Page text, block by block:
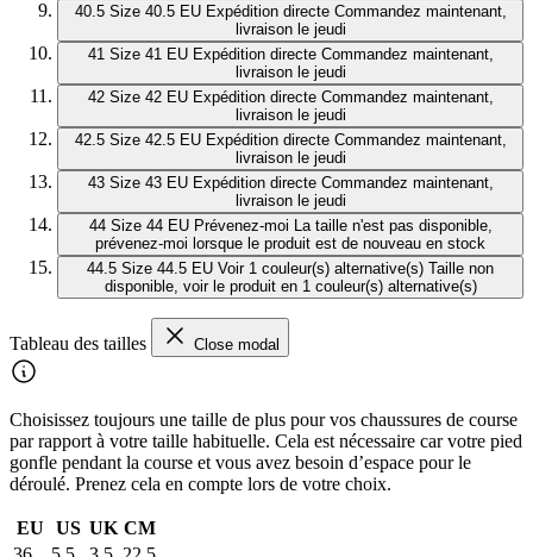
40.5 Size 40.5 EU Expédition directe Commandez maintenant,
livraison le jeudi
41 Size 41 EU Expédition directe Commandez maintenant,
livraison le jeudi
42 Size 42 EU Expédition directe Commandez maintenant,
livraison le jeudi
42.5 Size 42.5 EU Expédition directe Commandez maintenant,
livraison le jeudi
43 Size 43 EU Expédition directe Commandez maintenant,
livraison le jeudi
44 Size 44 EU Prévenez-moi La taille n'est pas disponible,
prévenez-moi lorsque le produit est de nouveau en stock
44.5 Size 44.5 EU Voir 1 couleur(s) alternative(s) Taille non
disponible, voir le produit en 1 couleur(s) alternative(s)
Tableau des tailles Close modal
Choisissez toujours une taille de plus pour vos chaussures de course
par rapport à votre taille habituelle. Cela est nécessaire car votre pied
gonfle pendant la course et vous avez besoin d’espace pour le
déroulé. Prenez cela en compte lors de votre choix.
EU US UK CM